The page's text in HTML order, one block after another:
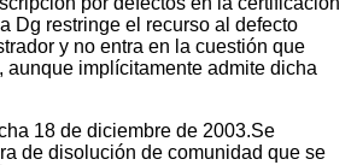
Dg restringe el recurso al defecto
y no entra en la cuestión que
aunque implícitamente admite dicha
18 de diciembre de 2003.Se
de disolución de comunidad que se